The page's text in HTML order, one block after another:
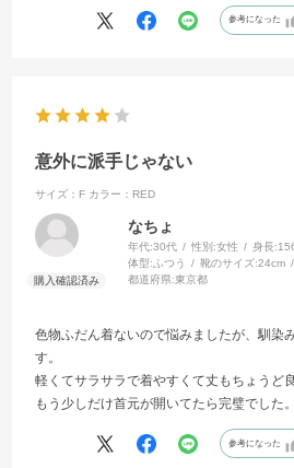
参考になった
意外に派手じゃない
サイズ：F カラー：RED
なちょ
年代:30代 性別:女性 身長:
体型: ふつう 靴のサイズ:24cm
都道府県:東京都
色物ふだん着ないので悩みましたが、馴染
す。
軽くてサラサラで着やすくて丈もちょうど
もう少しだけ首元が開いてたら完璧でした。
参考になった